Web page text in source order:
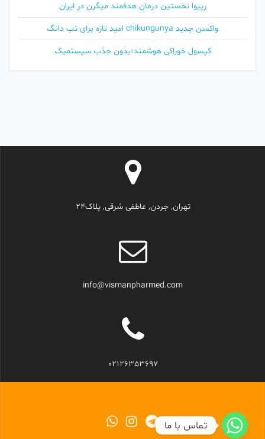
رپیوا نخستین درمان هدفمند میگرن در ایران
واکسن جدید chikungunya امید تازه برای تب دانگ
کپسول خوراکی هوشمند؛بدون جذب سیستمیک
تهران, جردن, عاطفی شرقی, پلاک24
info@vismanpharmed.com
02126353697
تماس با ما